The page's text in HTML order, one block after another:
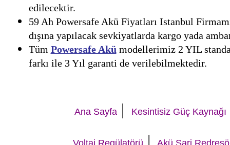
edilecektir.
59 Ah Powersafe Akü Fiyatları Istanbul
dışına yapılacak sevkiyatlarda kargo yada
Tüm Powersafe Akü modellerimiz 2 YIL
farkı ile 3 Yıl garanti de verilebilmektedir.
Ana Sayfa | Kesintisiz Güç Kaynağı
Voltaj Regülatörü | Akü Şarj